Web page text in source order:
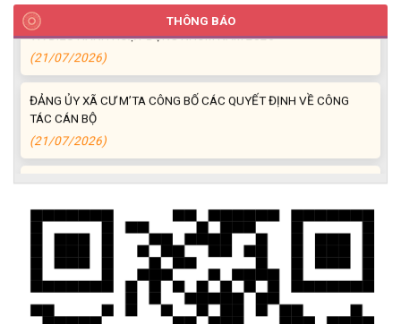
THÔNG BÁO
TẬP HUẤN NÂNG CAO KỸ NĂNG TƯ VẤN KHỞI SỰ KINH DOANH
VÀ ĐIỀU HÀNH HOẠT ĐỘNG NHÓM NĂM 2026
(21/07/2026)
ĐẢNG ỦY XÃ CƯ M’TA CÔNG BỐ CÁC QUYẾT ĐỊNH VỀ CÔNG
TÁC CÁN BỘ
(21/07/2026)
GÓP PHẦN GIẢM NGHÈO BỀN VỮNG VÀ PHÁT TRIỂN KINH TẾ